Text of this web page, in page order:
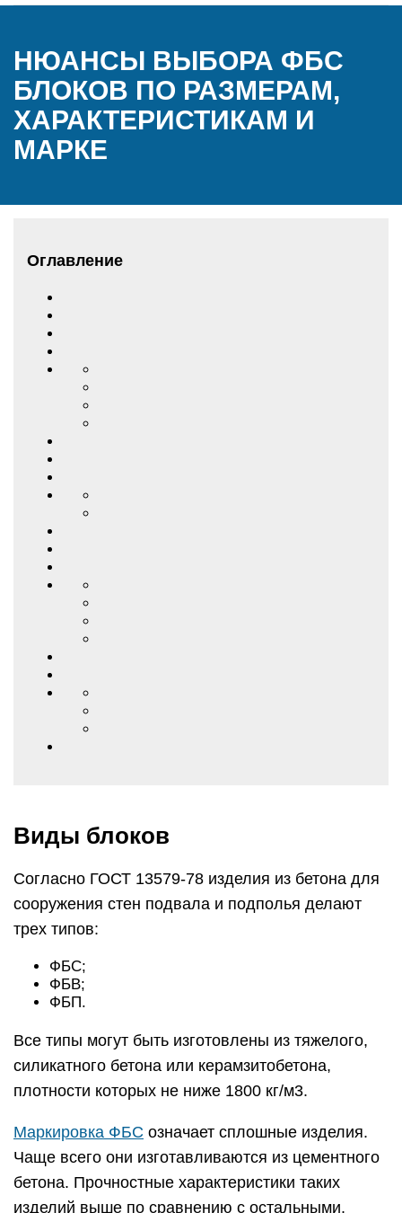
НЮАНСЫ ВЫБОРА ФБС
БЛОКОВ ПО РАЗМЕРАМ,
ХАРАКТЕРИСТИКАМ И
МАРКЕ
Оглавление
Виды блоков
Согласно ГОСТ 13579-78 изделия из бетона для
сооружения стен подвала и подполья делают
трех типов:
ФБС;
ФБВ;
ФБП.
Все типы могут быть изготовлены из тяжелого,
силикатного бетона или керамзитобетона,
плотности которых не ниже 1800 кг/м3.
Маркировка ФБС означает сплошные изделия.
Чаще всего они изготавливаются из цементного
бетона. Прочностные характеристики таких
изделий выше по сравнению с остальными.